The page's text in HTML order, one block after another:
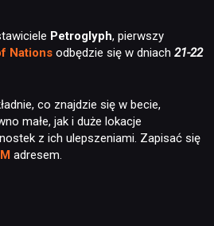
Petroglyph, pierwszy
Nations odbędzie się w dniach 21-22
co znajdzie się w becie,
małe, jak i duże lokacje
z ich ulepszeniami. Zapisać się
adresem.